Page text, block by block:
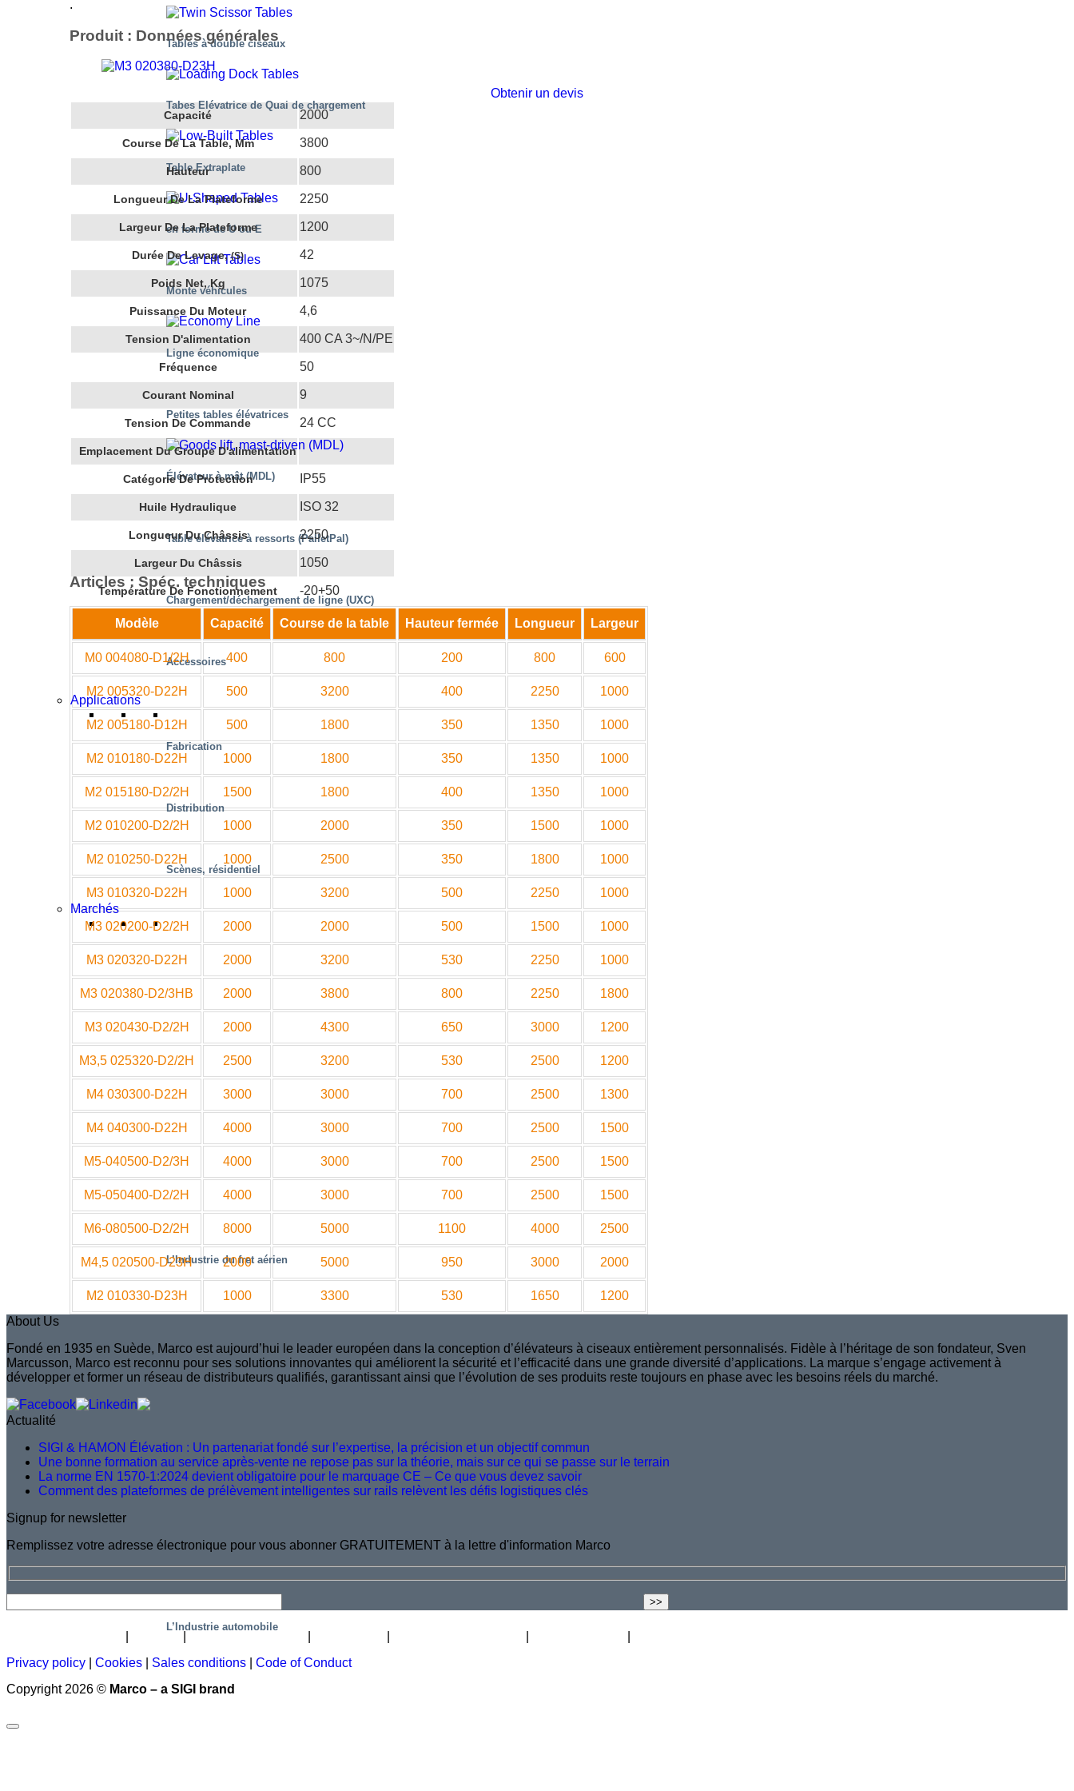
Tables à double ciseaux
Tabes Elévatrice de Quai de chargement
Table Extraplate
en forme de U ou E
Monte véhicules
Ligne économique
Petites tables élévatrices
Élévateur à mât (MDL)
Table élévatrice à ressorts (PalletPal)
Chargement/déchargement de ligne (UXC)
Accessoires
Applications
Fabrication
Distribution
Scènes, résidentiel
Marchés
L’Industrie du fret aérien
L’Industrie automobile
.
Produit : Données générales
Obtenir un devis
Capacité 2000
Course De La Table, Mm 3800
Hauteur 800
Longueur De La Plateforme 2250
Largeur De La Plateforme 1200
Durée De Levage,(s) 42
Poids Net, Kg 1075
Puissance Du Moteur 4,6
Tension D'alimentation 400 CA 3~/N/PE
Fréquence 50
Courant Nominal 9
Tension De Commande 24 CC
Emplacement Du Groupe D'alimentation
Catégorie De Protection IP55
Huile Hydraulique ISO 32
Longueur Du Châssis 2250
Largeur Du Châssis 1050
Température De Fonctionnement -20+50
Articles : Spéc. techniques
Modèle Capacité Course de la table Hauteur fermée Longueur Largeur
M0 004080-D1/2H 400 800 200 800 600
M2 005320-D22H 500 3200 400 2250 1000
M2 005180-D12H 500 1800 350 1350 1000
M2 010180-D22H 1000 1800 350 1350 1000
M2 015180-D2/2H 1500 1800 400 1350 1000
M2 010200-D2/2H 1000 2000 350 1500 1000
M2 010250-D22H 1000 2500 350 1800 1000
M3 010320-D22H 1000 3200 500 2250 1000
M3 020200-D2/2H 2000 2000 500 1500 1000
M3 020320-D22H 2000 3200 530 2250 1000
M3 020380-D2/3HB 2000 3800 800 2250 1800
M3 020430-D2/2H 2000 4300 650 3000 1200
M3,5 025320-D2/2H 2500 3200 530 2500 1200
M4 030300-D22H 3000 3000 700 2500 1300
M4 040300-D22H 4000 3000 700 2500 1500
M5-040500-D2/3H 4000 3000 700 2500 1500
M5-050400-D2/2H 4000 3000 700 2500 1500
M6-080500-D2/2H 8000 5000 1100 4000 2500
M4,5 020500-D23H 2000 5000 950 3000 2000
M2 010330-D23H 1000 3300 530 1650
1200
About Us
Fondé en 1935 en Suède, Marco est aujourd’hui le leader européen dans la conception d’élévateurs à ciseaux entièrement personnalisés. Fidèle à l’héritage de son fondateur, Sven
Marcusson, Marco est reconnu pour ses solutions innovantes qui améliorent la sécurité et l’efficacité dans une grande diversité d’applications. La marque s’engage activement à
développer et former un réseau de distributeurs qualifiés, garantissant ainsi que l’évolution de ses produits reste toujours en phase avec les besoins réels du marché.
Actualité
SIGI & HAMON Élévation : Un partenariat fondé sur l’expertise, la précision et un objectif commun
Une bonne formation au service après-vente ne repose pas sur la théorie, mais sur ce qui se passe sur le terrain
La norme EN 1570-1:2024 devient obligatoire pour le marquage CE – Ce que vous devez savoir
Comment des plateformes de prélèvement intelligentes sur rails relèvent les défis logistiques clés
Signup for newsletter
Remplissez votre adresse électronique pour vous abonner GRATUITEMENT à la lettre d'information Marco
Privacy policy
Cookies Sales conditions
Code of Conduct
Copyright 2026 © Marco – a SIGI brand